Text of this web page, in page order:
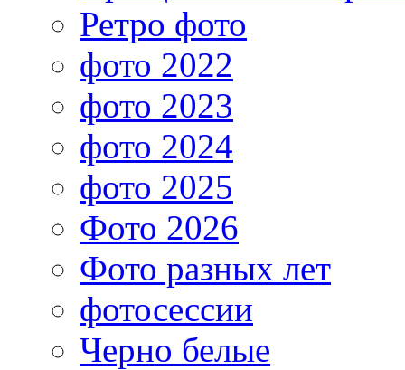
Ретро фото
фото 2022
фото 2023
фото 2024
фото 2025
Фото 2026
Фото разных лет
фотосессии
Черно белые